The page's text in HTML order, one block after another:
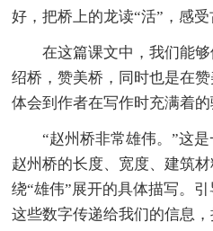
好，把桥上的龙读“活”，感受
在这篇课文中，我们能够
绍桥，赞美桥，同时也是在
体会到作者在写作时充满着的
“赵州桥非常雄伟。”这是
赵州桥的长度、宽度、建筑
绕“雄伟”展开的具体描写。
这些数字传递给我们的信息，